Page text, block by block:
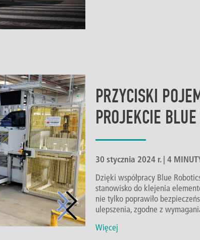
PRZYCISKI
PROJEKCIE
30 stycznia 2024 r. | 4
Dzięki współpracy Blue
stanowisko do klejenia
nie tylko poprawiło
ulepszenia, zgodne z
Więcej